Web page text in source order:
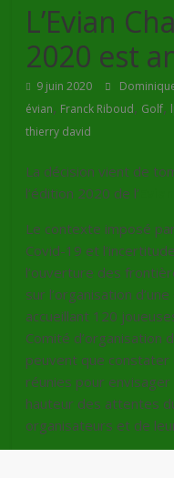
L’Evian
2020 est
9 juin 2020
évian, Franck Riboud, Golf,
thierry david
La décision vient de
l’édition 2020 de l’
Le contexte imposé
Covid-19 et
l’ouverture des
sur l’organisation
accueillant 120
Comité d’organisation
peuvent que constater
réunies pour
hauteur des attentes
organisateurs et de